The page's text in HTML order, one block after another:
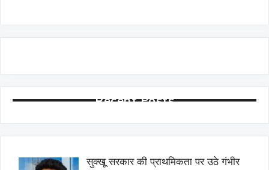
Recent Posts
सुक्खू सरकार की प्राथमिकता पर उठे गंभीर